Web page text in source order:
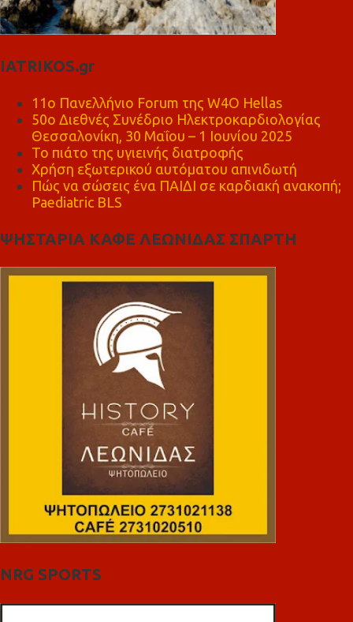
IATRIKOS.gr
11ο Πανελλήνιο Forum της W4O Hellas
50ο Διεθνές Συνέδριο Ηλεκτροκαρδιολογίας
Θεσσαλονίκη, 30 Μαΐου – 1 Ιουνίου 2025
Το πιάτο της υγιεινής διατροφής
Χρήση εξωτερικού αυτόματου απινιδωτή
Πώς να σώσεις ένα ΠΑΙΔΙ σε καρδιακή ανακοπή;
Paediatric BLS
ΨΗΣΤΑΡΙΑ ΚΑΦΕ ΛΕΩΝΙΔΑΣ ΣΠΑΡΤΗ
NRG SPORTS